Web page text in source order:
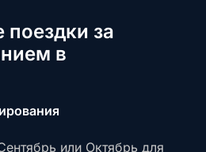
за
в
или Октябрь для